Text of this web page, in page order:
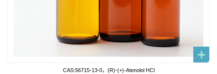
CAS:56715-13-0，(R)-(+)-Atenolol HCl